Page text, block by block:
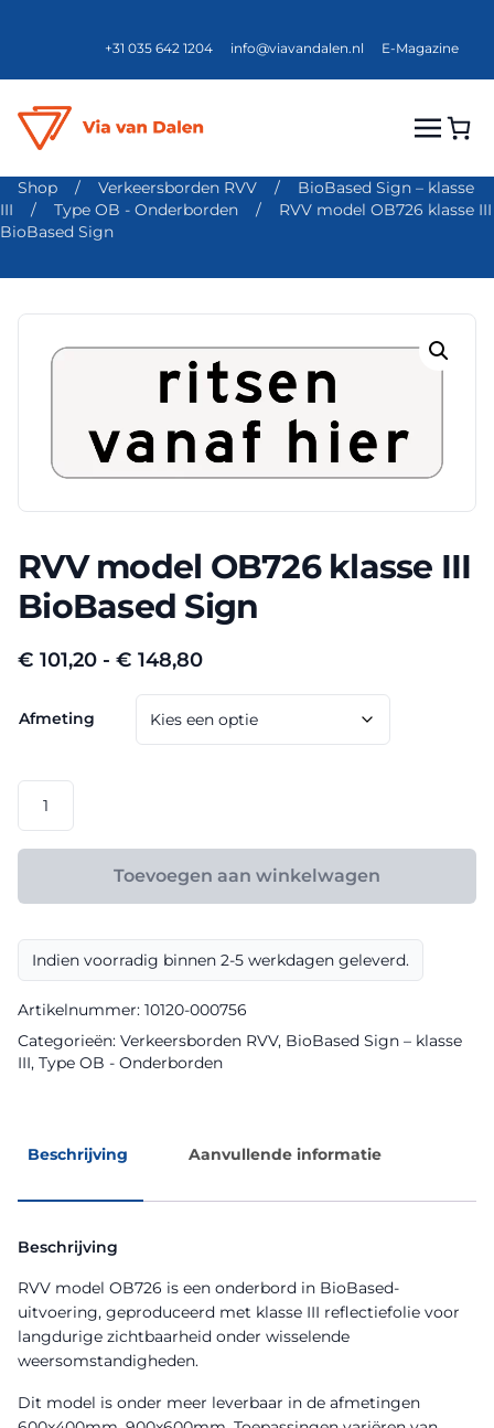
+31 035 642 1204 info@viavandalen.nl E-Magazine
Shop / Verkeersborden RVV /
BioBased Sign – klasse
III
/ Type OB - Onderborden /
RVV model OB726 klasse III
BioBased Sign
RVV model OB726 klasse III
BioBased Sign
€ 101,20 - € 148,80Prijsklasse:
€ 101,20
tot
€ 148,80
Afmeting
model
OB726
III
Sign
aantal
Toevoegen aan winkelwagen
Indien voorradig binnen 2-5 werkdagen geleverd.
Artikelnummer: 10120-000756
Categorieën: Verkeersborden RVV, BioBased Sign – klasse
III, Type OB - Onderborden
Beschrijving Aanvullende informatie
Beschrijving
RVV model OB726 is een onderbord in BioBased-
uitvoering, geproduceerd met klasse III reflectiefolie voor
langdurige zichtbaarheid onder wisselende
weersomstandigheden.
Dit model is onder meer leverbaar in de afmetingen